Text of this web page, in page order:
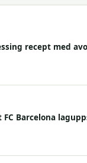
recept med
Barcelona